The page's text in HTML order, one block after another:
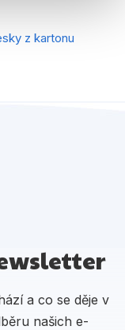
z kartonu
a co se děje v
našich e-